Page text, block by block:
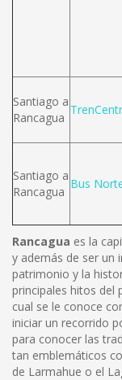
Santiago a
Rancagua
Santiago a
Rancagua
Bus
Rancagua es la
y además de ser un
patrimonio y la
principales hitos del
cual se le conoce
iniciar un recorrido
para conocer las
tan emblemáticos
de Larmahue o el